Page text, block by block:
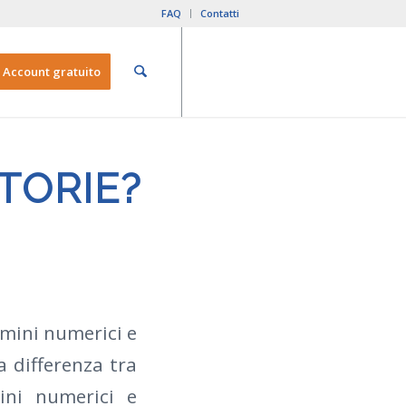
FAQ Contatti
Account gratuito
numerici e
differenza tra
numerici e